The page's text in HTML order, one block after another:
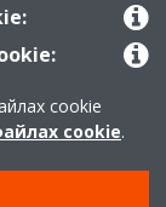
этика
cookie
cookie.